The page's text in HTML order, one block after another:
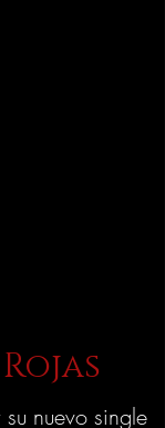
nuevo single